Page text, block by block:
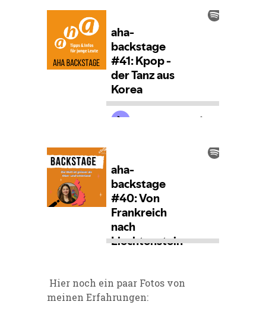
Hier noch ein paar Fotos von
meinen Erfahrungen: